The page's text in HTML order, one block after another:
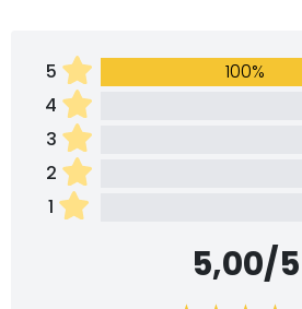
5 100%
4
3
2
1
5,00/5